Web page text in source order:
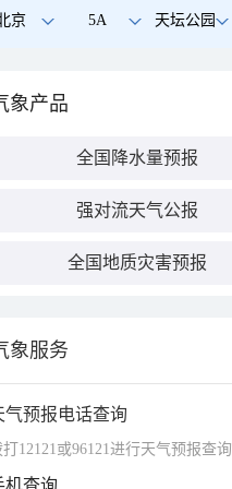
京 5A 天坛公园
象产品
全国降水量预报
强对流天气公报
全国地质灾害预报
象服务
气预报电话查询
打12121或96121进行天气预报查询
机查询